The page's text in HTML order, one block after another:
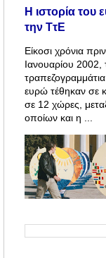
Η ιστορία του
την ΤτΕ
Είκοσι χρόνια
Ιανουαρίου 2002,
ευρώ τέθηκαν σε
σε 12 χώρες,
οποίων και η ...